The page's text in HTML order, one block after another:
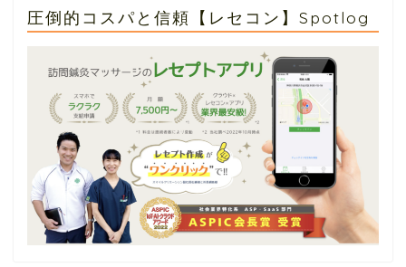
圧倒的コスパと信頼【レセコン】Spotlog